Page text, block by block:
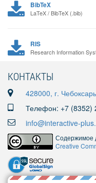
BibTeX
LaTeX / BibTeX (.bib)
RIS
Research Information
КОНТАКТЫ
428000, г.
Телефон: +7 (8352)
info@interactive-
Содержимое
Creative